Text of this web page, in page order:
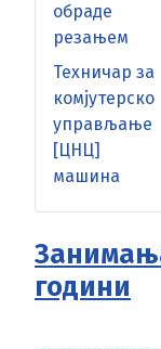
обраде
резањем
Техничар за
комјутерско
управљање
[ЦНЦ]
машина
години